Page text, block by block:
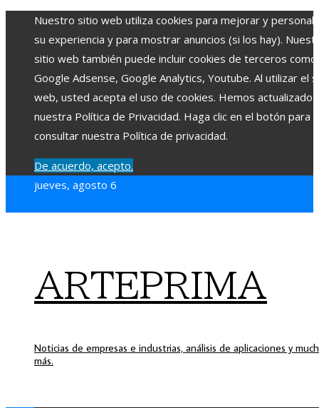
Nuestro sitio web utiliza cookies para mejorar y
su experiencia y para mostrar anuncios (si los hay).
sitio web también puede incluir cookies de terceros como
Google Adsense, Google Analytics, Youtube. Al utilizar el
web, usted acepta el uso de cookies. Hemos actualizado
nuestra Política de Privacidad. Haga clic en el botón para
consultar nuestra Política de privacidad.
De acuerdo, acepto.
jueves, agosto 6
ARTEPRIMA
Noticias de empresas e industrias, análisis de aplicaciones y
más.